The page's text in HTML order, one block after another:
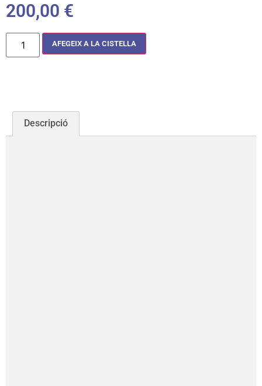
200,00 €
AFEGEIX A LA CISTELLA
Descripció